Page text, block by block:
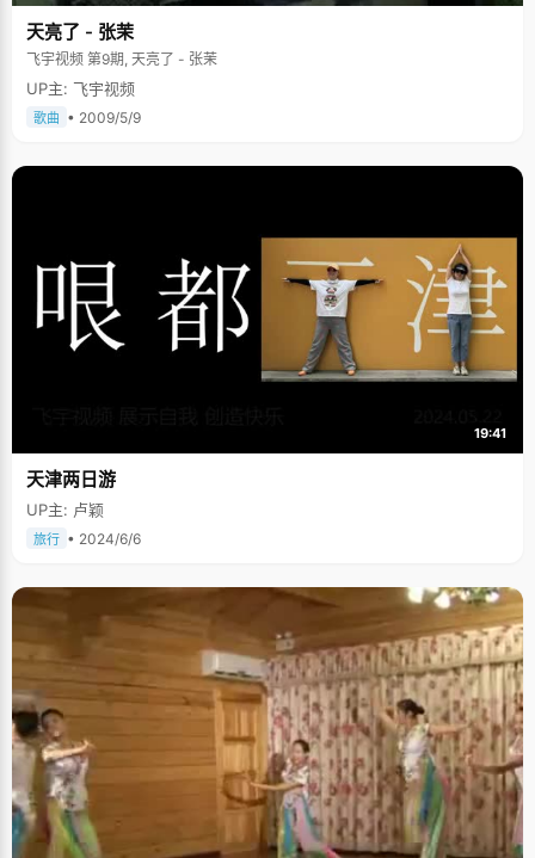
天亮了 - 张茉
飞宇视频 第9期, 天亮了 - 张茉
UP主: 飞宇视频
歌曲 • 2009/5/9
19:41
天津两日游
UP主: 卢颖
旅行 • 2024/6/6